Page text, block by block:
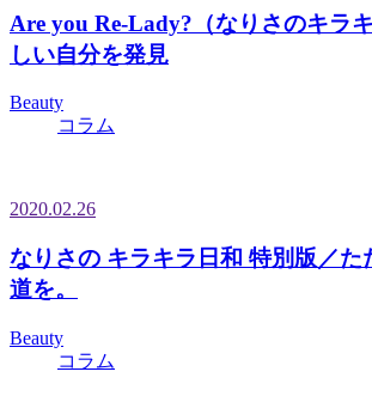
Are you Re-Lady?（なりさのキラ
しい自分を発見
Beauty
コラム
2020.02.26
なりさの キラキラ日和 特別版／た
道を。
Beauty
コラム